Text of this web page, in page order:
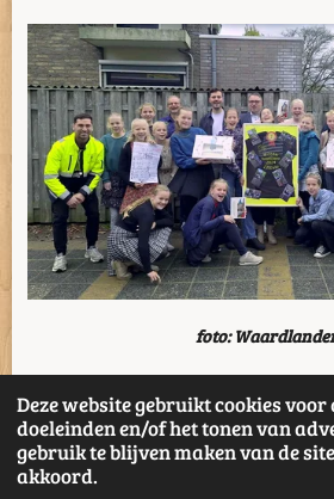
Deze website gebruikt cookies
doeleinden en/of het tonen van
gebruik te blijven maken van de
akkoord.
foto:
«Vorige
D
e
D
e
S
D